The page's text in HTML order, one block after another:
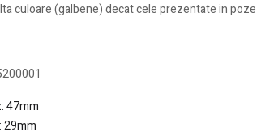
culoare (galbene) decat cele prezentate in poze
47mm
29mm